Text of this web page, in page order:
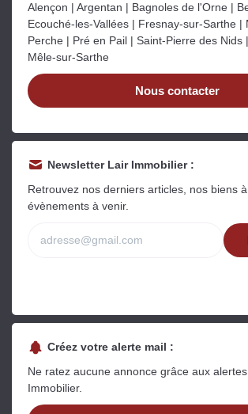
Alençon | Argentan | Bagnoles de l'Orne |
Ecouché-les-Vallées | Fresnay-sur-Sarthe |
Perche | Pré en Pail | Saint-Pierre des Nids
Mêle-sur-Sarthe
Nous contacter
Newsletter Lair Immobilier :
Retrouvez nos derniers articles, nos biens
évènements à venir.
Créez votre alerte mail :
Ne ratez aucune annonce grâce aux
Immobilier.